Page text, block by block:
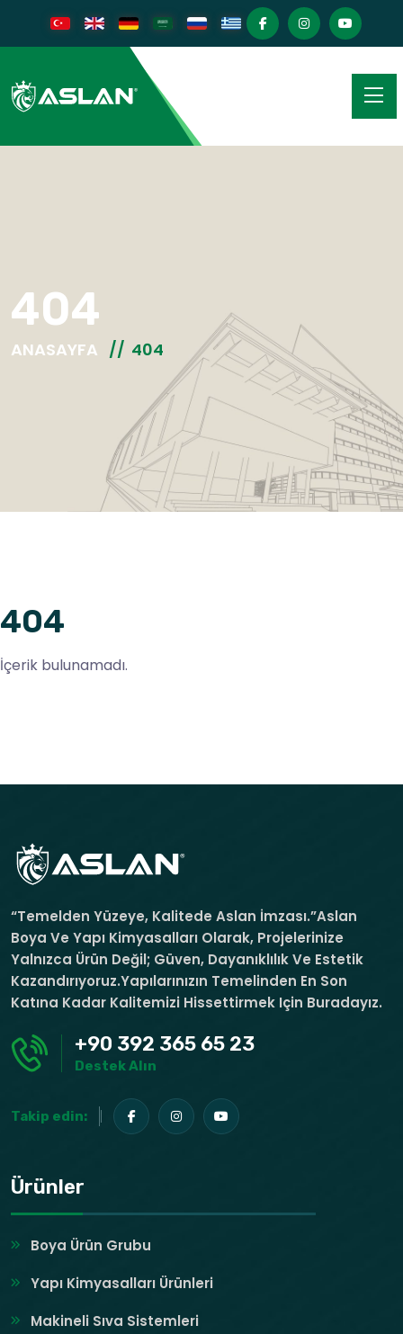
404
ANASAYFA 404
404
İçerik bulunamadı.
“Temelden Yüzeye, Kalitede Aslan İmzası.”Aslan
Boya Ve Yapı Kimyasalları Olarak, Projelerinize
Yalnızca Ürün Değil; Güven, Dayanıklılık Ve Estetik
Kazandırıyoruz.Yapılarınızın Temelinden En Son
Katına Kadar Kalitemizi Hissettirmek Için Buradayız.
+90 392 365 65 23
Destek Alın
Takip edin:
Ürünler
Boya Ürün Grubu
Yapı Kimyasalları Ürünleri
Makineli Sıva Sistemleri